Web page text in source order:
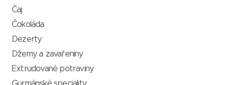
Čaj
Čokoláda
Dezerty
Džemy a zavařeniny
Extrudované potraviny